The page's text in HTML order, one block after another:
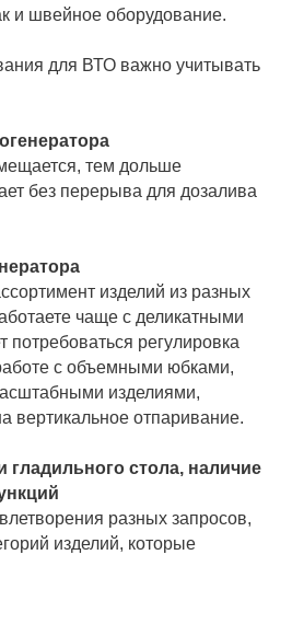
и швейное оборудование.
для ВТО важно учитывать
тем дольше
без перерыва для дозалива
изделий из разных
чаще с деликатными
потребоваться регулировка
с объемными юбками,
изделиями,
вертикальное отпаривание.
гладильного стола, наличие
разных запросов,
изделий, которые